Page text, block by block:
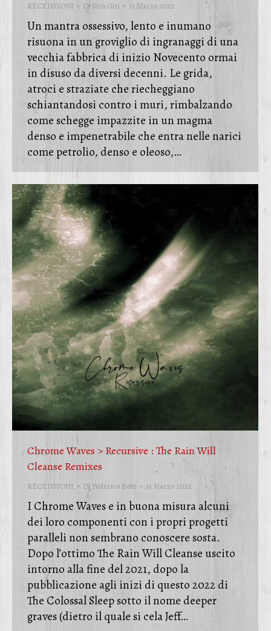
RECENSIONI Di Siro Giri 31 Marzo 2022
Un mantra ossessivo, lento e inumano
risuona in un groviglio di ingranaggi di una
vecchia fabbrica di inizio Novecento ormai
in disuso da diversi decenni. Le grida,
atroci e straziate che riecheggiano
schiantandosi contro i muri, rimbalzando
come schegge impazzite in un magma
denso e impenetrabile che entra nelle narici
come petrolio, denso e oleoso,…
Chrome Waves > Recursive : The Rain Will
Cleanse Remixes
RECENSIONI Di Federico Botti 31 Marzo 2022
I Chrome Waves e in buona misura alcuni
dei loro componenti con i propri progetti
paralleli non sembrano conoscere sosta.
Dopo l’ottimo The Rain Will Cleanse uscito
intorno alla fine del 2021, dopo la
pubblicazione agli inizi di questo 2022 di
The Colossal Sleep sotto il nome deeper
graves (dietro il quale si cela Jeff…